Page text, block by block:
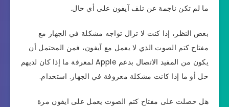
ما لم تكن ناجمة عن تلف آيفون على أي حال.
بغض النظر، إذا كنت لا تزال تواجه مشكلة في الجهاز مع
مفتاح كتم الصوت الذي لا يعمل مع آيفون، فمن المحتمل أن
يكون من المفيد الاتصال بدعم Apple لمعرفة ما إذا كان لديهم
حل أو ما إذا كانت مشكلة معروفة في الجهاز. استخدام.
هل حصلت على مفتاح كتم الصوت يعمل على ايفون مرة